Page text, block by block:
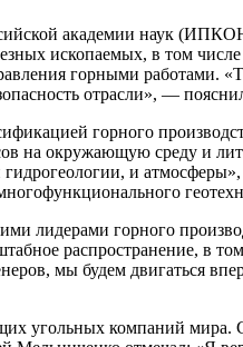
академии наук
ископаемых, в том
горными работами.
отрасли», —
горного
на окружающую среду и
и
лидерами горного
распространение, в
мы будем двигаться
угольных компаний